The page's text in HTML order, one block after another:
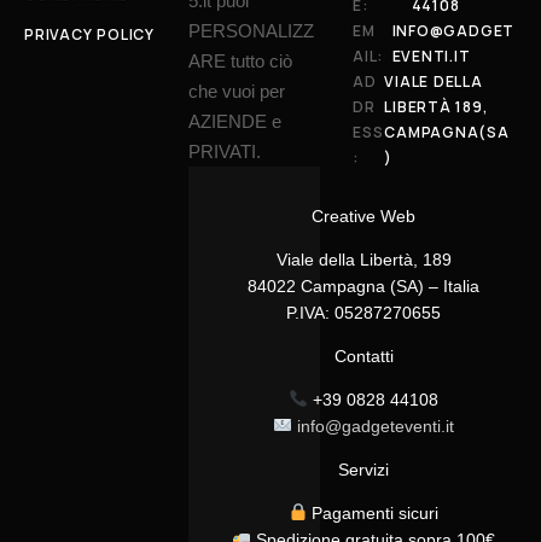
PRIVACY POLICY
PERSONALIZZ
ARE tutto ciò
che vuoi per
AZIENDE e
PRIVATI.
Creative Web
Viale della Libertà, 189
84022 Campagna (SA) – Italia
P.IVA: 05287270655
Contatti
+39 0828 44108
info@gadgeteventi.it
Servizi
Pagamenti sicuri
E:
44108
EM
AIL:
INFO@GADGET
EVENTI.IT
AD
DR
ESS
:
VIALE DELLA
LIBERTÀ 189,
CAMPAGNA(SA
)